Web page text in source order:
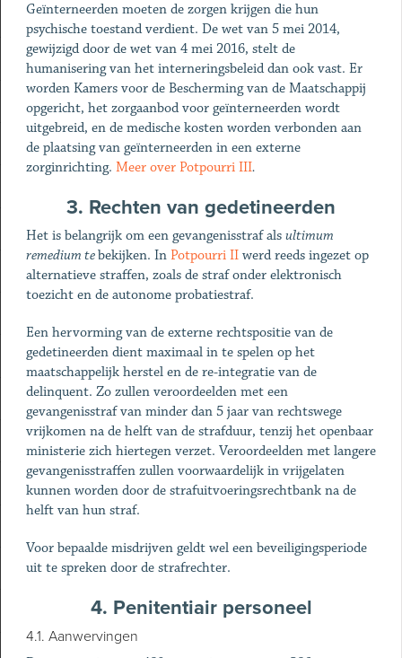
Geïnterneerden moeten de zorgen krijgen die hun
psychische toestand verdient. De wet van 5 mei 2014,
gewijzigd door de wet van 4 mei 2016, stelt de
humanisering van het interneringsbeleid dan ook vast. Er
worden Kamers voor de Bescherming van de Maatschappij
opgericht, het zorgaanbod voor geïnterneerden wordt
uitgebreid, en de medische kosten worden verbonden aan
de plaatsing van geïnterneerden in een externe
zorginrichting. Meer over Potpourri III.
3. Rechten van gedetineerden
Het is belangrijk om een gevangenisstraf als ultimum
remedium tebekijken. In Potpourri IIwerd reeds ingezet op
alternatieve straffen, zoals de straf onder elektronisch
toezicht en de autonome probatiestraf.
Een hervorming van de externe rechtspositie van de
gedetineerden dient maximaal in te spelen op het
maatschappelijk herstel en de re-integratie van de
delinquent. Zo zullen veroordeelden met een
gevangenisstraf van minder dan 5 jaar van rechtswege
vrijkomen na de helft van de strafduur, tenzij het openbaar
ministerie zich hiertegen verzet. Veroordeelden met langere
gevangenisstraffen zullen voorwaardelijk in vrijgelaten
kunnen worden door de strafuitvoeringsrechtbank na de
helft van hun straf.
Voor bepaalde misdrijven geldt wel een beveiligingsperiode
uit te spreken door de strafrechter.
4. Penitentiair personeel
4.1. Aanwervingen